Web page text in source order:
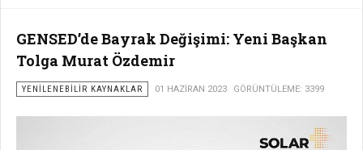
GENSED’de Bayrak Değişimi: Yeni Başkan
Tolga Murat Özdemir
YENILENEBILIR KAYNAKLAR 01 HAZIRAN 2023 GÖRÜNTÜLEME: 3399